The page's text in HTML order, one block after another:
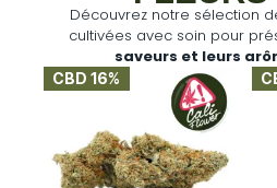
Découvrez notre sélection
cultivées avec soin pour
saveurs et leurs
CBD 16%